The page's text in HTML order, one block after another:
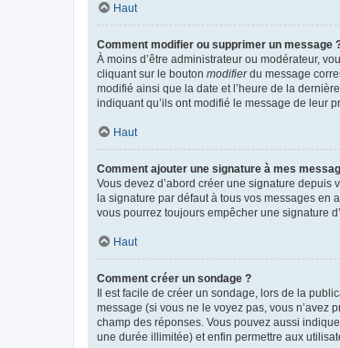
Haut
Comment modifier ou supprimer un message
À moins d’être administrateur ou modérateur,
cliquant sur le bouton modifierdu message
modifié ainsi que la date et l’heure de la
indiquant qu’ils ont modifié le message de leur
Haut
Comment ajouter une signature à mes
Vous devez d’abord créer une signature depuis
la signature par défaut à tous vos messages en
vous pourrez toujours empêcher une signature
Haut
Comment créer un sondage ?
Il est facile de créer un sondage, lors de la
message (si vous ne le voyez pas, vous
champ des réponses. Vous pouvez aussi
une durée illimitée) et enfin permettre aux